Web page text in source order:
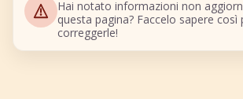
Hai notato informazioni non
questa pagina? Faccelo sapere così
correggerle!